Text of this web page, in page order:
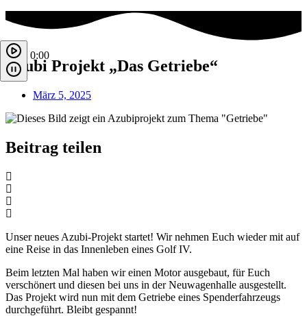
Azubi Projekt „Das Getriebe“
März 5, 2025
Beitrag teilen
0:00
Unser neues Azubi-Projekt startet! Wir nehmen Euch wieder mit auf
eine Reise in das Innenleben eines Golf IV.
Beim letzten Mal haben wir einen Motor ausgebaut, für Euch
verschönert und diesen bei uns in der Neuwagenhalle ausgestellt.
Das Projekt wird nun mit dem Getriebe eines Spenderfahrzeugs
durchgeführt. Bleibt gespannt!